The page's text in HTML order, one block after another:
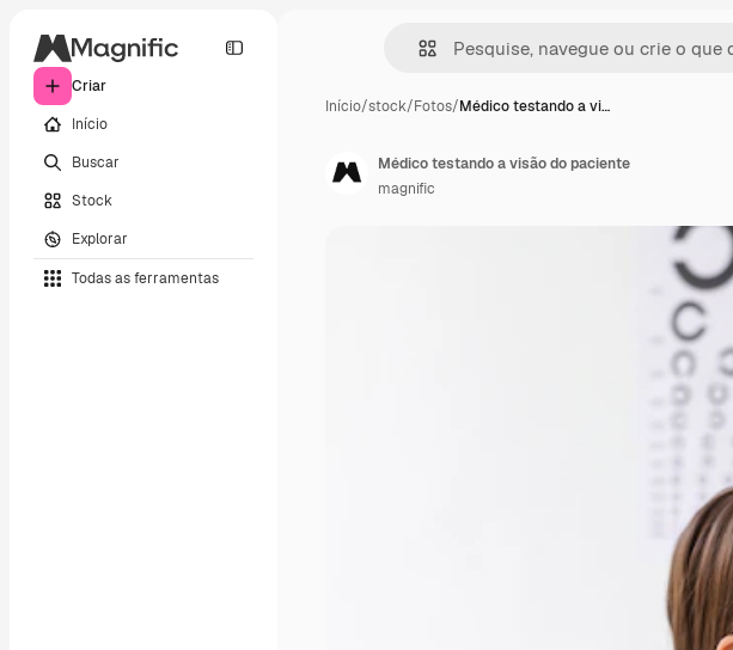
Criar
Início
Buscar
Stock
Explorar
Todas as ferramentas
Início/stock/Fotos/Médico testando a vi…
Médico testando a visão do paciente
magnific